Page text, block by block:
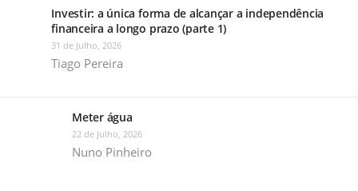
Investir: a única forma de alcançar a independência
financeira a longo prazo (parte 1)
31 de Julho, 2026
Tiago Pereira
Meter água
22 de Julho, 2026
Nuno Pinheiro